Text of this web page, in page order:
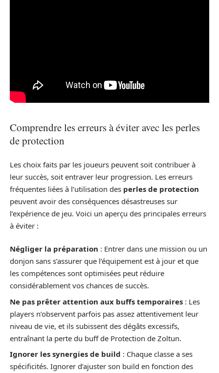
Comprendre les erreurs à éviter avec les perles
de protection
Les choix faits par les joueurs peuvent soit contribuer à
leur succès, soit entraver leur progression. Les erreurs
fréquentes liées à l’utilisation des perles de protection
peuvent avoir des conséquences désastreuses sur
l’expérience de jeu. Voici un aperçu des principales erreurs
à éviter :
Négliger la préparation : Entrer dans une mission ou un
donjon sans s’assurer que l’équipement est à jour et que
les compétences sont optimisées peut réduire
considérablement vos chances de succès.
Ne pas prêter attention aux buffs temporaires : Les
players n’observent parfois pas assez attentivement leur
niveau de vie, et ils subissent des dégâts excessifs,
entraînant la perte du buff de Protection de Zoltun.
Ignorer les synergies de build : Chaque classe a ses
spécificités. Ignorer d’ajuster son build en fonction des